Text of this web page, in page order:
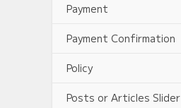
Payment
Payment Confirmation
Policy
Posts or Articles Slider